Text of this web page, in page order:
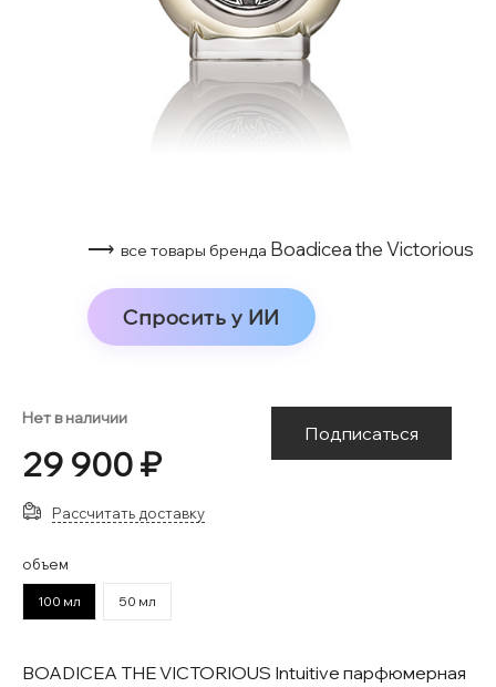
⟶ все товары бренда Boadicea the Victorious
Спросить у ИИ
Нет в наличии
29 900 ₽
Подписаться
Рассчитать доставку
объем
100 мл 50 мл
BOADICEA THE VICTORIOUS Intuitive парфюмерная